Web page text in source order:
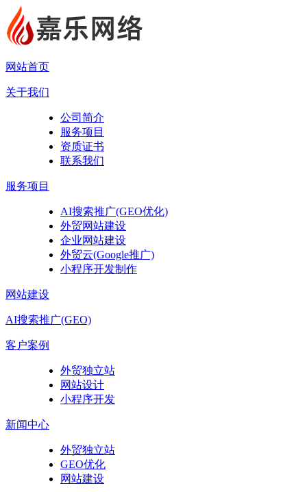
网站首页
关于我们
公司简介
服务项目
资质证书
联系我们
服务项目
AI搜索推广(GEO优化)
外贸网站建设
企业网站建设
外贸云(Google推广)
小程序开发制作
网站建设
AI搜索推广(GEO)
客户案例
外贸独立站
网站设计
小程序开发
新闻中心
外贸独立站
GEO优化
网站建设